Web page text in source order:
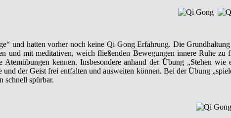
und hatten vorher noch keine Qi Gong Erfahrung. Die
und mit meditativen, weich fließenden Bewegungen innere Ruhe
Atemübungen kennen. Insbesondere anhand der Übung „Stehen
und der Geist frei entfalten und ausweiten können. Bei der Übung
schnell spürbar.